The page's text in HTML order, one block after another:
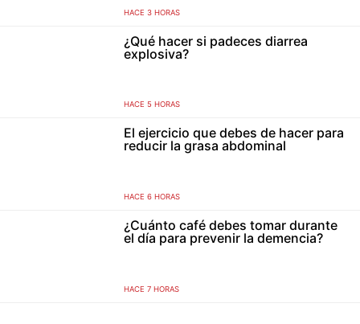
HACE 3 HORAS
¿Qué hacer si padeces diarrea
explosiva?
HACE 5 HORAS
El ejercicio que debes de hacer para
reducir la grasa abdominal
HACE 6 HORAS
¿Cuánto café debes tomar durante
el día para prevenir la demencia?
HACE 7 HORAS